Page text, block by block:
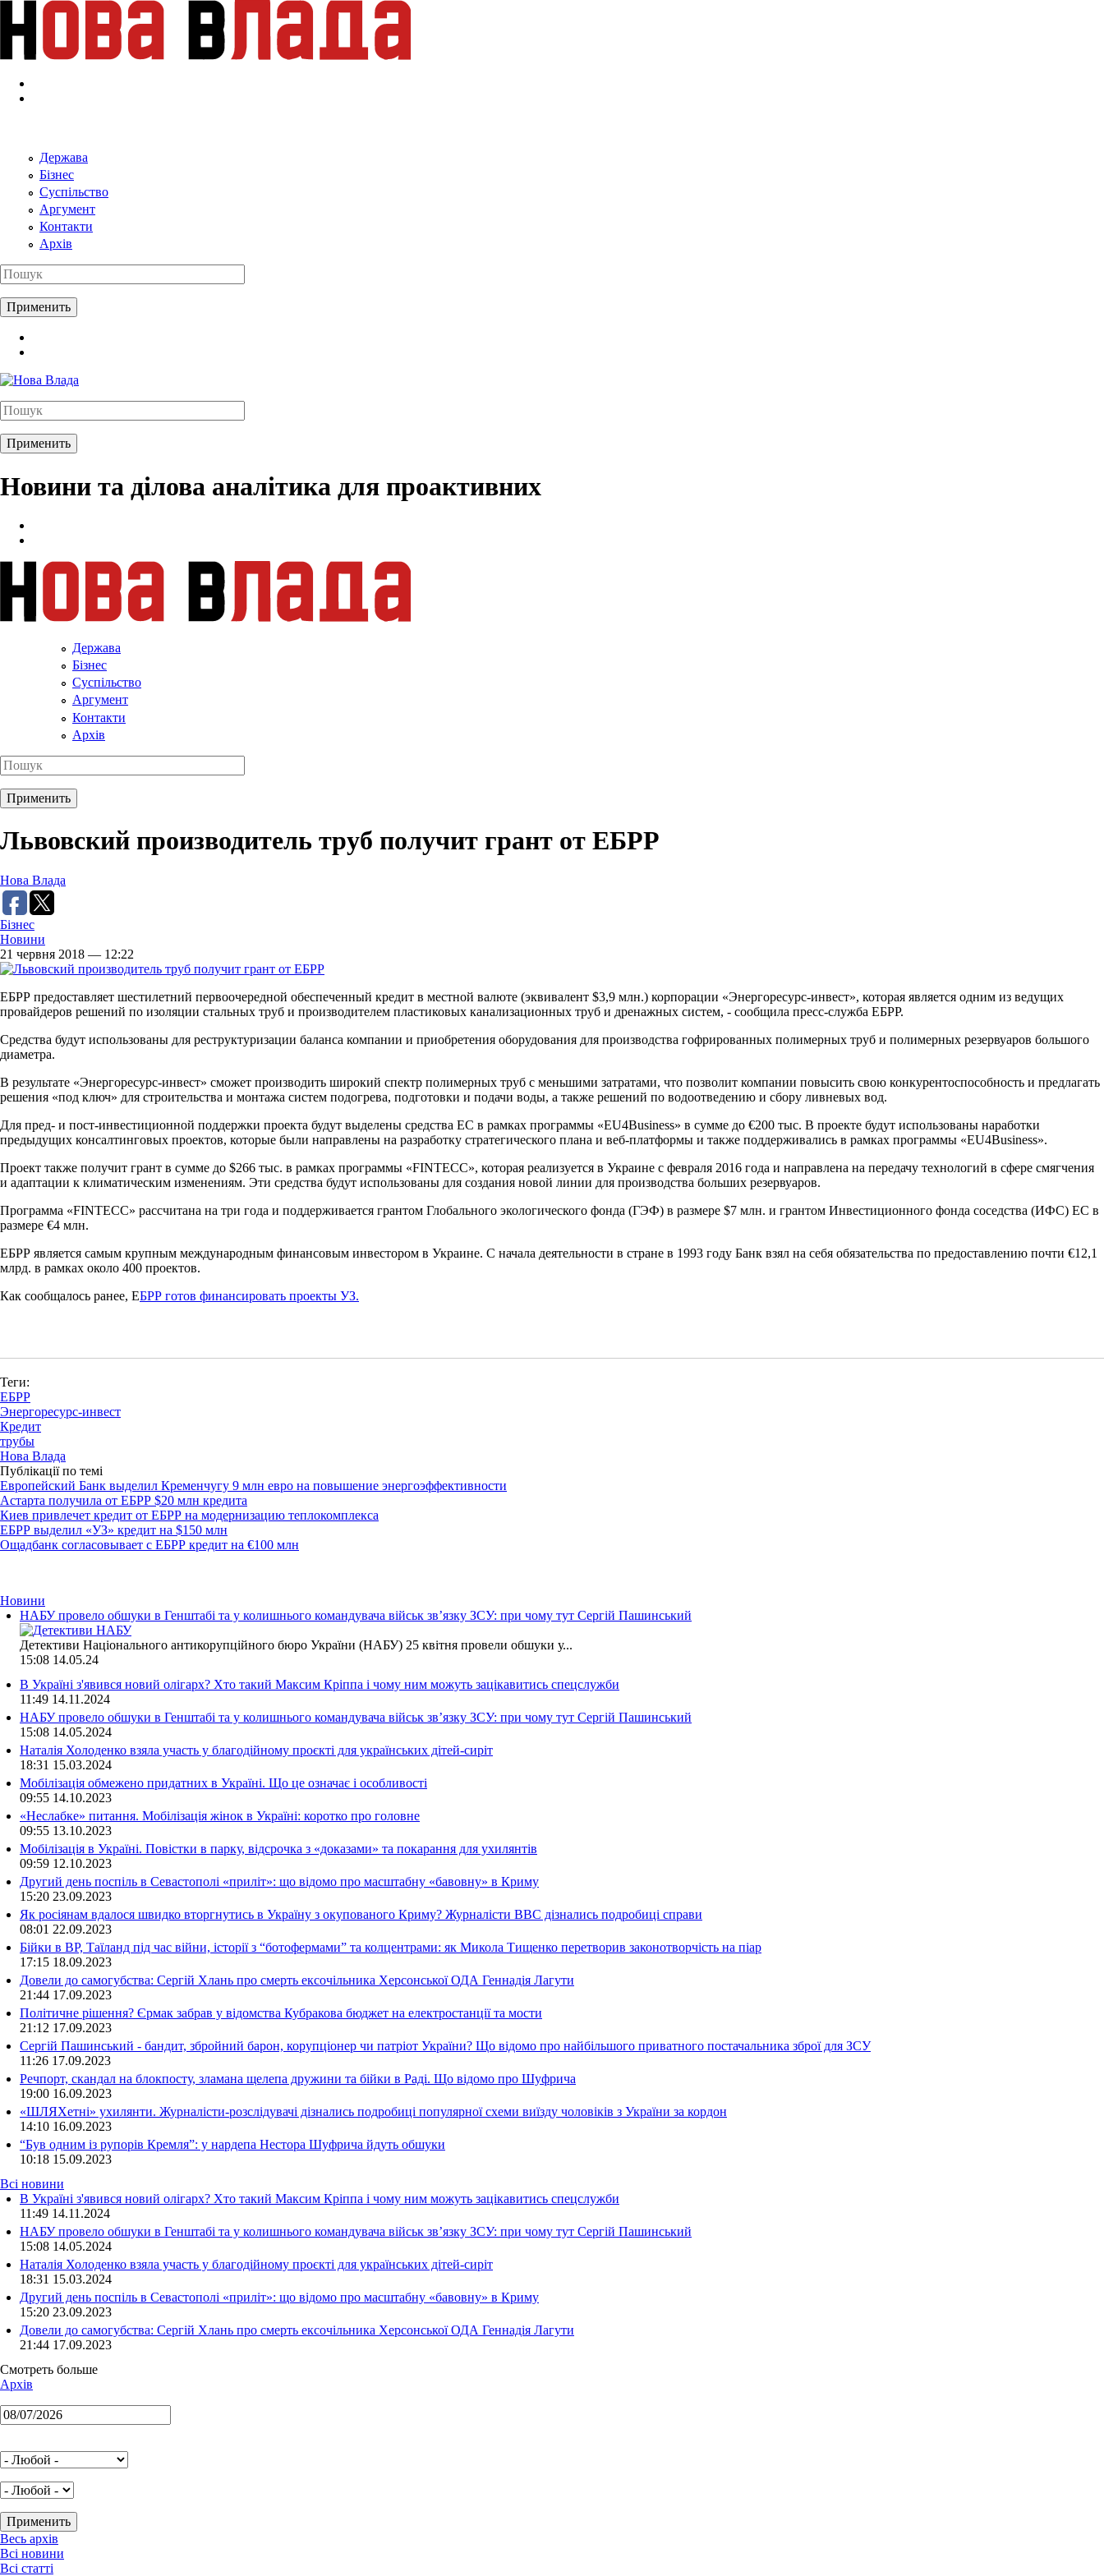
Перейти к основному содержанию
Держава
Бізнес
Суспільство
Аргумент
Контакти
Архів
Новини та ділова аналітика для проактивних
Держава
Бізнес
Суспільство
Аргумент
Контакти
Архів
Львовский производитель труб получит грант от ЕБРР
Нова Влада
Бізнес
Новини
21 червня 2018 — 12:22
ЕБРР предоставляет шестилетний первоочередной обеспеченный кредит в местной валюте (эквивалент $3,9 млн.) корпорации «Энергоресурс-инвест», которая является одним из ведущих
провайдеров решений по изоляции стальных труб и производителем пластиковых канализационных труб и дренажных систем, - сообщила пресс-служба ЕБРР.
Средства будут использованы для реструктуризации баланса компании и приобретения оборудования для производства гофрированных полимерных труб и полимерных резервуаров большого
диаметра.
В результате «Энергоресурс-инвест» сможет производить широкий спектр полимерных труб с меньшими затратами, что позволит компании повысить свою конкурентоспособность и предлагать
решения «под ключ» для строительства и монтажа систем подогрева, подготовки и подачи воды, а также решений по водоотведению и сбору ливневых вод.
Для пред- и пост-инвестиционной поддержки проекта будут выделены средства ЕС в рамках программы «EU4Business» в сумме до €200 тыс. В проекте будут использованы наработки
предыдущих консалтинговых проектов, которые были направлены на разработку стратегического плана и веб-платформы и также поддерживались в рамках программы «EU4Business».
Проект также получит грант в сумме до $266 тыс. в рамках программы «FINTECC», которая реализуется в Украине с февраля 2016 года и направлена на передачу технологий в сфере смягчения
и адаптации к климатическим изменениям. Эти средства будут использованы для создания новой линии для производства больших резервуаров.
Программа «FINTECC» рассчитана на три года и поддерживается грантом Глобального экологического фонда (ГЭФ) в размере $7 млн. и грантом Инвестиционного фонда соседства (ИФС) ЕС в
размере €4 млн.
ЕБРР является самым крупным международным финансовым инвестором в Украине. С начала деятельности в стране в 1993 году Банк взял на себя обязательства по предоставлению почти €12,1
млрд. в рамках около 400 проектов.
Как сообщалось ранее, ЕБРР готов финансировать проекты УЗ.
Теги:
ЕБРР
Энергоресурс-инвест
Кредит
трубы
Нова Влада
Публікації по темі
Европейский Банк выделил Кременчугу 9 млн евро на повышение энергоэффективности
Астарта получила от ЕБРР $20 млн кредита
Киев привлечет кредит от ЕБРР на модернизацию теплокомплекса
ЕБРР выделил «УЗ» кредит на $150 млн
Ощадбанк согласовывает с ЕБРР кредит на €100 млн
Новини
НАБУ провело обшуки в Генштабі та у колишнього командувача військ зв’язку ЗСУ: при чому тут Сергій Пашинський
Детективи Національного антикорупційного бюро України (НАБУ) 25 квітня провели обшуки у...
15:08 14.05.24
В Україні з'явився новий олігарх? Хто такий Максим Кріппа і чому ним можуть зацікавитись спецслужби
11:49 14.11.2024
НАБУ провело обшуки в Генштабі та у колишнього командувача військ зв’язку ЗСУ: при чому тут Сергій Пашинський
15:08 14.05.2024
Наталія Холоденко взяла участь у благодійному проєкті для українських дітей-сиріт
18:31 15.03.2024
Мобілізація обмежено придатних в Україні. Що це означає і особливості
09:55 14.10.2023
«Неслабке» питання. Мобілізація жінок в Україні: коротко про головне
09:55 13.10.2023
Мобілізація в Україні. Повістки в парку, відсрочка з «доказами» та покарання для ухилянтів
09:59 12.10.2023
Другий день поспіль в Севастополі «приліт»: що відомо про масштабну «бавовну» в Криму
15:20 23.09.2023
Як росіянам вдалося швидко вторгнутись в Україну з окупованого Криму? Журналісти ВВС дізнались подробиці справи
08:01 22.09.2023
Бійки в ВР, Таїланд під час війни, історії з “ботофермами” та колцентрами: як Микола Тищенко перетворив законотворчість на піар
17:15 18.09.2023
Довели до самогубства: Сергій Хлань про смерть ексочільника Херсонської ОДА Геннадія Лагути
21:44 17.09.2023
Політичне рішення? Єрмак забрав у відомства Кубракова бюджет на електростанції та мости
21:12 17.09.2023
Сергій Пашинський - бандит, збройний барон, корупціонер чи патріот України? Що відомо про найбільшого приватного постачальника зброї для ЗСУ
11:26 17.09.2023
Речпорт, скандал на блокпосту, зламана щелепа дружини та бійки в Раді. Що відомо про Шуфрича
19:00 16.09.2023
«ШЛЯХетні» ухилянти. Журналісти-розслідувачі дізнались подробиці популярної схеми виїзду чоловіків з України за кордон
14:10 16.09.2023
“Був одним із рупорів Кремля”: у нардепа Нестора Шуфрича йдуть обшуки
10:18 15.09.2023
Всі новини
В Україні з'явився новий олігарх? Хто такий Максим Кріппа і чому ним можуть зацікавитись спецслужби
11:49 14.11.2024
НАБУ провело обшуки в Генштабі та у колишнього командувача військ зв’язку ЗСУ: при чому тут Сергій Пашинський
15:08 14.05.2024
Наталія Холоденко взяла участь у благодійному проєкті для українських дітей-сиріт
18:31 15.03.2024
Другий день поспіль в Севастополі «приліт»: що відомо про масштабну «бавовну» в Криму
15:20 23.09.2023
Довели до самогубства: Сергій Хлань про смерть ексочільника Херсонської ОДА Геннадія Лагути
21:44 17.09.2023
Смотреть больше
Архів
Весь архів
Всі новини
Всі статті